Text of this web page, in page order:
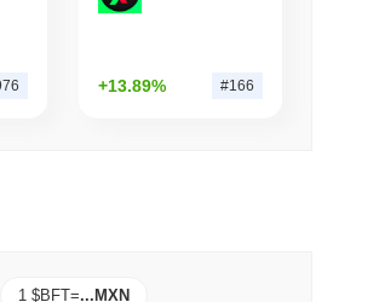
+13.89% #166
1 $BFT=...MXN